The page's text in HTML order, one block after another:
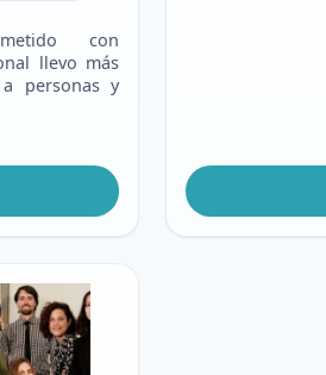
con
llevo más
personas y